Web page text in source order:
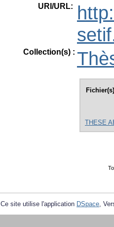
URI/URL:
Collection(s) :
THESE
Ce site utilise l'application DSpace,